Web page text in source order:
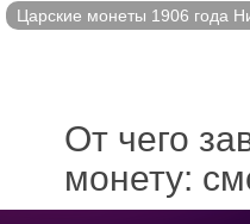
Царские монеты 1906 года
От чего
монету: